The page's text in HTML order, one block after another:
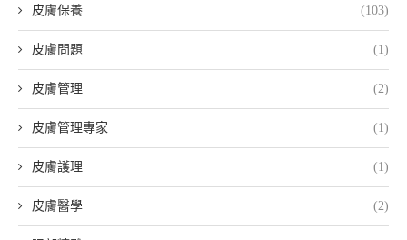
皮膚保養 (103)
皮膚問題 (1)
皮膚管理 (2)
皮膚管理專家 (1)
皮膚護理 (1)
皮膚醫學 (2)